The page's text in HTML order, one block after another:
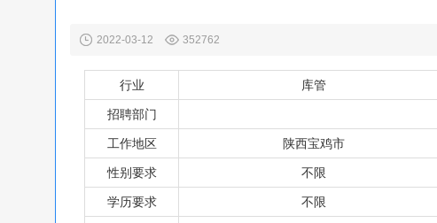
2022-03-12 352762
行业 库管
招聘部门
工作地区 陕西宝鸡市
性别要求 不限
学历要求 不限